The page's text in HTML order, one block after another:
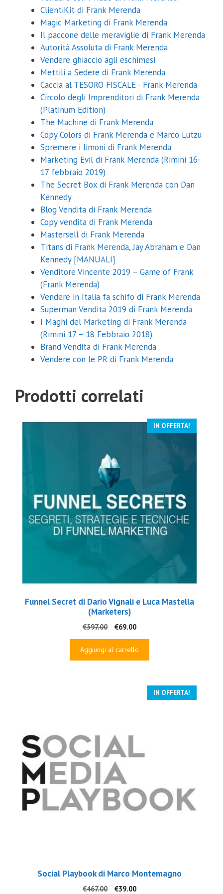
ClientiKit di Frank Merenda
Magic Marketing di Frank Merenda
Il paccone delle meraviglie di Frank Merenda
Autorità Assoluta di Frank Merenda
Vendere ghiaccio agli eschimesi
Mettili a Sedere di Frank Merenda
Caccia al TESORO FISCALE - Frank Merenda
Circolo degli Imprenditori di Frank Merenda
(Platinum Edition)
The Machine di Frank Merenda
Copy Colors di Frank Merenda e Marco Lutzu
Spremere i limoni di Frank Merenda
Marketing Evil di Frank Merenda (Rimini 16-
17 febbraio 2019)
The Secret Box di Frank Merenda con Dan
Kennedy
Blog Vendita di Frank Merenda
Copy vendita di Frank Merenda
Mastersell di Frank Merenda
Titans di Frank Merenda, Jay Abraham e Dan
Kennedy [MANUALI]
Venditore Vincente 2019 – Game of Frank
(Frank Merenda)
Vendere in Italia fa schifo di Frank Merenda
Superman Vendita 2019 di Frank Merenda
I Maghi del Marketing di Frank Merenda
(Rimini 17 – 18 Febbraio 2018)
Brand Vendita di Frank Merenda
Vendere con le PR di Frank Merenda
Prodotti correlati
IN OFFERTA!
Funnel Secret di Dario Vignali e Luca Mastella
(Marketers)
€597.00
Il
originale
€69.00Il
attuale
Aggiungi al carrello
IN OFFERTA!
Social Playbook di Marco Montemagno
€467.00
Il
€39.00Il